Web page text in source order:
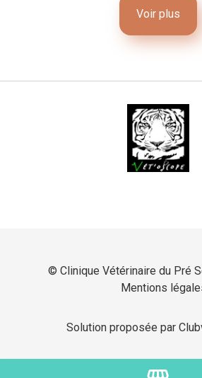
Voir plus
© Clinique Vétérinaire du Pré
Mentions
Solution proposée par